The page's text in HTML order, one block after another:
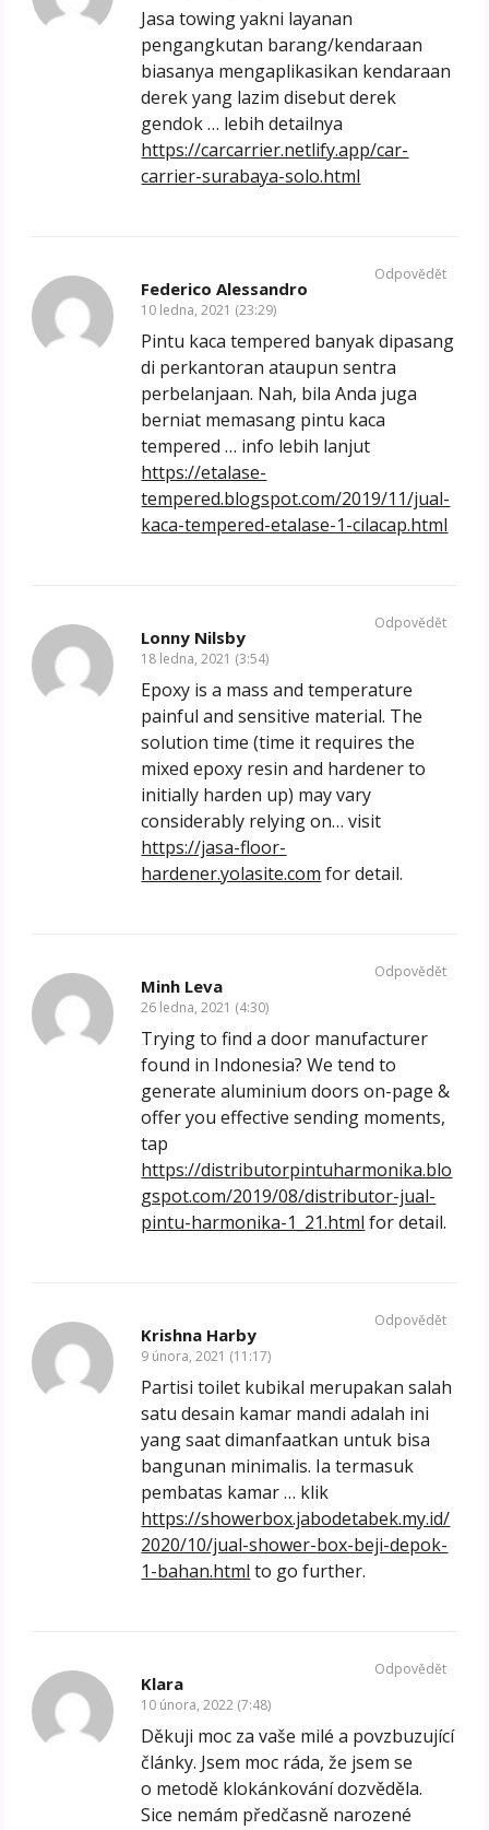
Jasa towing yakni layanan
pengangkutan barang/kendaraan
biasanya mengaplikasikan kendaraan
derek yang lazim disebut derek
gendok … lebih detailnya
https://carcarrier.netlify.app/car-
carrier-surabaya-solo.html
Federico Alessandro
10 ledna, 2021 (23:29)
Pintu kaca tempered banyak dipasang
di perkantoran ataupun sentra
perbelanjaan. Nah, bila Anda juga
berniat memasang pintu kaca
tempered … info lebih lanjut
https://etalase-
tempered.blogspot.com/2019/11/jual-
kaca-tempered-etalase-1-cilacap.html
Odpovědět
Lonny Nilsby
18 ledna, 2021 (3:54)
Epoxy is a mass and temperature
painful and sensitive material. The
solution time (time it requires the
mixed epoxy resin and hardener to
initially harden up) may vary
considerably relying on… visit
https://jasa-floor-
hardener.yolasite.com for detail.
Odpovědět
Minh Leva
26 ledna, 2021 (4:30)
Trying to find a door manufacturer
found in Indonesia? We tend to
generate aluminium doors on-page &
offer you effective sending moments,
tap
https://distributorpintuharmonika.blo
gspot.com/2019/08/distributor-jual-
pintu-harmonika-1_21.html for detail.
Odpovědět
Krishna Harby
9 února, 2021 (11:17)
Partisi toilet kubikal merupakan salah
satu desain kamar mandi adalah ini
yang saat dimanfaatkan untuk bisa
bangunan minimalis. Ia termasuk
pembatas kamar … klik
https://showerbox.jabodetabek.my.id/
2020/10/jual-shower-box-beji-depok-
1-bahan.html to go further.
Odpovědět
Klara
10 února, 2022 (7:48)
Děkuji moc za vaše milé a povzbuzující
články. Jsem moc ráda, že jsem se
o metodě klokánkování dozvěděla.
Sice nemám předčasně narozené
Odpovědět